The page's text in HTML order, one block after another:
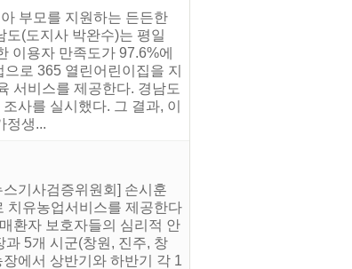
부모를 지원하는 든든한
도(도지사 박완수)는 평일
이용자 만족도가 97.6%에
로 365 열린어린이집을 지
서비스를 제공한다. 경남도
사를 실시했다. 그 결과, 이
정생...
기사검증위원회] 손시훈
치유농업서비스를 제공한다
환자 보호자들의 심리적 안
5개 시군(창원, 진주, 창
에서 상반기와 하반기 각 1